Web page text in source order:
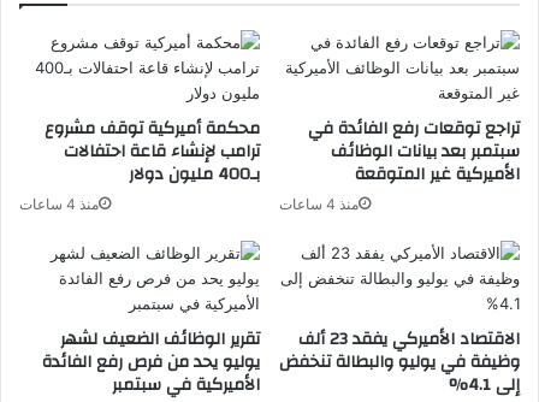
محكمة أميركية توقف مشروع
ترامب لإنشاء قاعة احتفالات
بـ400 مليون دولار
منذ 4 ساعات
تراجع توقعات رفع الفائدة في
سبتمبر بعد بيانات الوظائف
الأميركية غير المتوقعة
منذ 4 ساعات
تقرير الوظائف الضعيف لشهر
يوليو يحد من فرص رفع الفائدة
الأميركية في سبتمبر
الاقتصاد الأميركي يفقد 23 ألف
وظيفة في يوليو والبطالة تنخفض
إلى 4.1%